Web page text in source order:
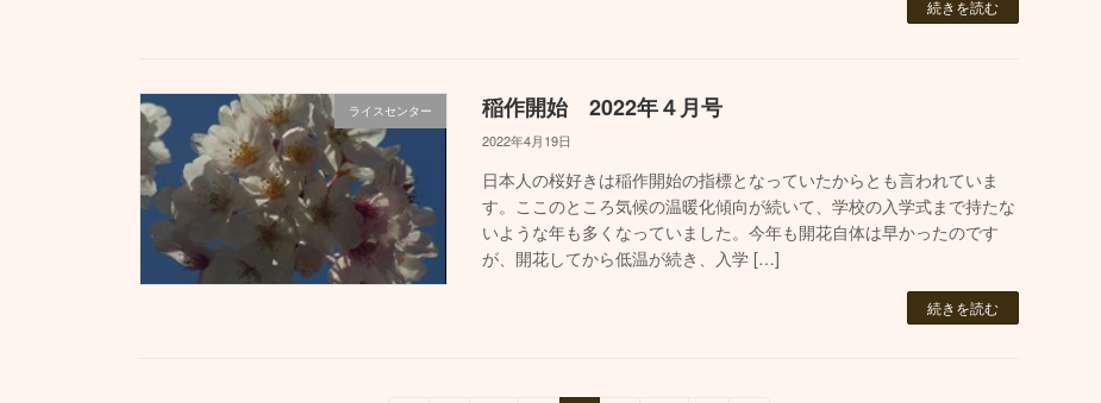
続きを読む
ライスセンター 稲作開始 2022年４月号
2022年4月19日
日本人の桜好きは稲作開始の指標となっていたからとも言われていま
す。ここのところ気候の温暖化傾向が続いて、学校の入学式まで持たな
いような年も多くなっていました。今年も開花自体は早かったのです
が、開花してから低温が続き、入学 […]
続きを読む